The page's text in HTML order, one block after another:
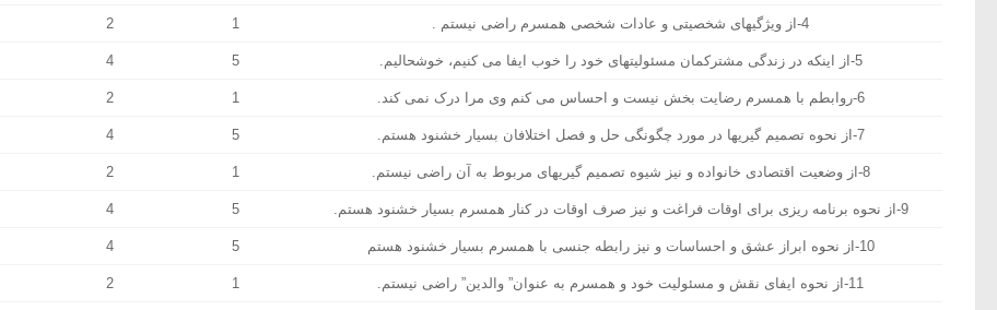
4-از ویژگیهای شخصیتی و عادات شخصی همسرم راضی نیستم . 1
2
5-از اینکه در زندگی مشترکمان مسئولیتهای خود را خوب ایفا می کنیم، خوشحالیم. 5
4
6-روابطم با همسرم رضایت بخش نیست و احساس می کنم وی مرا درک نمی کند. 1
2
7-از نحوه تصمیم گیریها در مورد چگونگی حل و فصل اختلافان بسیار خشنود هستم. 5
4
8-از وضعیت اقتصادی خانواده و نیز شیوه تصمیم گیریهای مربوط به آن راضی نیستم. 1
2
9-از نحوه برنامه ریزی برای اوقات فراغت و نیز صرف اوقات در کنار همسرم بسیار خشنود هستم. 5
4
10-از نحوه ابراز عشق و احساسات و نیز رابطه جنسی با همسرم بسیار خشنود هستم 5
4
11-از نحوه ایفای نقش و مسئولیت خود و همسرم به عنوان” والدین” راضی نیستم. 1
2